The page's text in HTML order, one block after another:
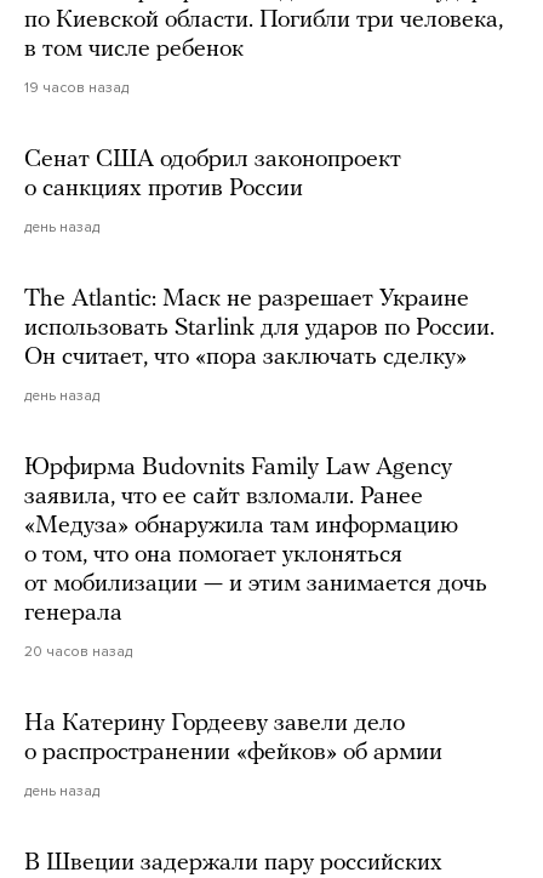
по Киевской области. Погибли три человека,
в том числе ребенок
19 часов назад
Сенат США одобрил законопроект
о санкциях против России
день назад
The Atlantic: Маск не разрешает Украине
использовать Starlink для ударов по России.
Он считает, что «пора заключать сделку»
день назад
Юрфирма Budovnits Family Law Agency
заявила, что ее сайт взломали. Ранее
«Медуза» обнаружила там информацию
о том, что она помогает уклоняться
от мобилизации — и этим занимается дочь
генерала
20 часов назад
На Катерину Гордееву завели дело
о распространении «фейков» об армии
день назад
В Швеции задержали пару российских